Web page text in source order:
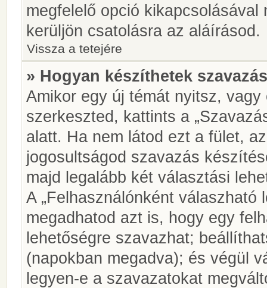
megfelelő opció
kerüljön csatolásra az aláírásod.
Vissza a tetejére
» Hogyan készíthetek
Amikor egy új témát nyitsz,
szerkeszted, kattints a
alatt. Ha nem látod ezt a fület,
jogosultságod szavazás
majd legalább két választási
A „Felhasználónként válaszható
megadhatod azt is, hogy egy
lehetőségre szavazhat;
(napokban megadva); és végül
legyen-e a szavazatokat